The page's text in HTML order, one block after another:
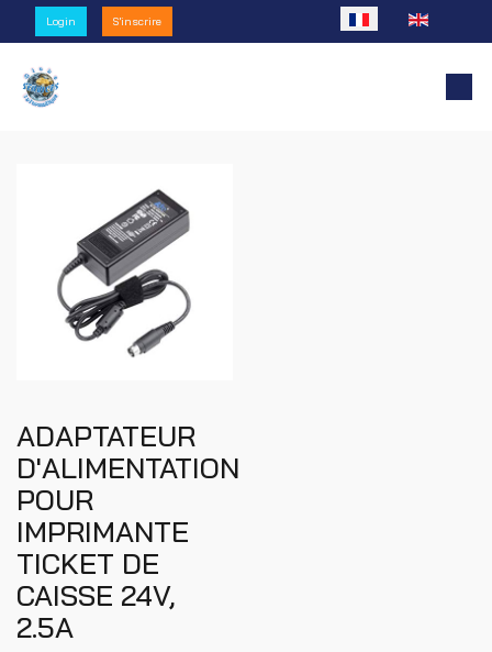
Login S'inscrire Sélectionnez votre
ADAPTATEUR
D'ALIMENTATION
POUR
IMPRIMANTE
TICKET DE
CAISSE 24V,
2.5A